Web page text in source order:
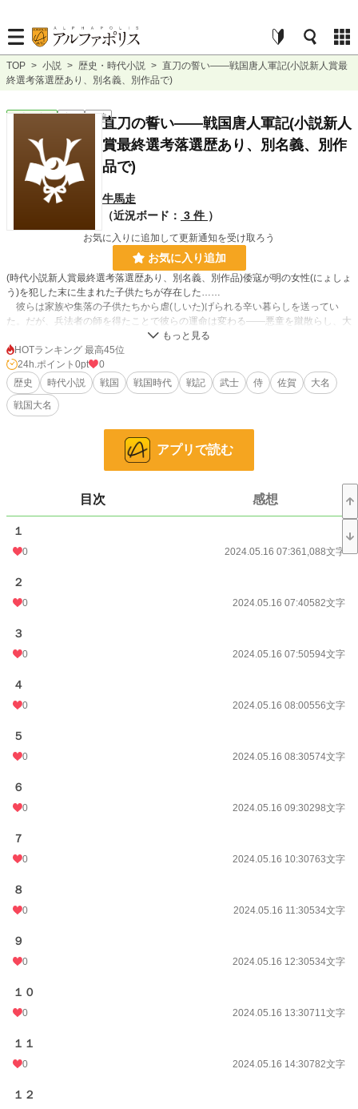
TOP > 小説 > 歴史・時代小説 > 直刀の誓い――戦国唐人軍記(小説新人賞最
終選考落選歴あり、別名義、別作品で)
歴史・時代 完結 長編直刀の誓い――戦国唐人軍記(小説新人
賞最終選考落選歴あり、別名義、別作
品で)
牛馬走
（近況ボード： 3 件 ）
お気に入りに追加して更新通知を受け取ろう
お気に入り追加
(時代小説新人賞最終選考落選歴あり、別名義、別作品)倭寇が明の女性(にょしょ
う)を犯した末に生まれた子供たちが存在した……
彼らは家族や集落の子供たちから虐(しいた)げられる辛い暮らしを送ってい
た。だが、兵法者の師を得たことで彼らの運命は変わる――悪童を蹴散らし、大
そして、師の疾走と漂流してきた倭寇との出会いなどを経て、彼らは日の本を
目指すことを決める。武の極みを目指す、直刀(チータオ)の誓いのもと。
小説
3,224 位 / 3,224 件
月間ポイント
年間ポイント
累計ポイント
HOTランキング 最高45位
24h.ポイント 0pt
0
歴史
時代小説 戦国 戦国時代 戦記 武士 侍 佐賀
大名
戦国大名
アプリで読む
目次 感想
１
0 2024.05.16 07:361,088文字
２
0 2024.05.16 07:40582文字
３
0 2024.05.16 07:50594文字
４
0 2024.05.16 08:00556文字
５
0 2024.05.16 08:30574文字
６
0 2024.05.16 09:30298文字
７
0 2024.05.16 10:30763文字
８
0 2024.05.16 11:30534文字
９
0 2024.05.16 12:30534文字
１０
0 2024.05.16 13:30711文字
１１
0 2024.05.16 14:30782文字
１２